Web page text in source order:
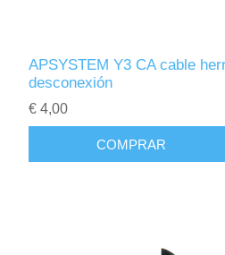
APSYSTEM Y3 CA cable
desconexión
€ 4,00